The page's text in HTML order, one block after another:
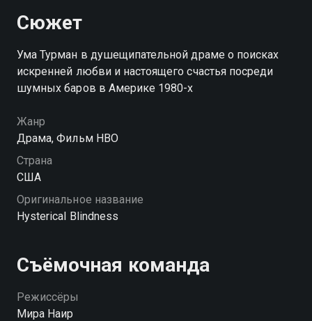
Сюжет
Ума Турман в душещипательной драме о поисках
искренней любви и настоящего счастья посреди
шумных баров в Америке 1980-х
Жанр
Драма, Фильм HBO
Страна
США
Оригинальное название
Hysterical Blindness
Съёмочная команда
Режиссёры
Мира Наир